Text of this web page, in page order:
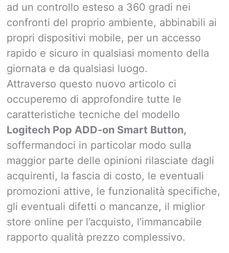
ad un controllo esteso a 360 gradi nei
confronti del proprio ambiente, abbinabili ai
propri dispositivi mobile, per un accesso
rapido e sicuro in qualsiasi momento della
giornata e da qualsiasi luogo.
Attraverso questo nuovo articolo ci
occuperemo di approfondire tutte le
caratteristiche tecniche del modello
Logitech Pop ADD-on Smart Button,
soffermandoci in particolar modo sulla
maggior parte delle opinioni rilasciate dagli
acquirenti, la fascia di costo, le eventuali
promozioni attive, le funzionalità specifiche,
gli eventuali difetti o mancanze, il miglior
store online per l’acquisto, l’immancabile
rapporto qualità prezzo complessivo.